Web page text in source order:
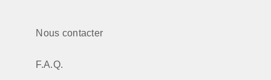
Nous contacter
F.A.Q.